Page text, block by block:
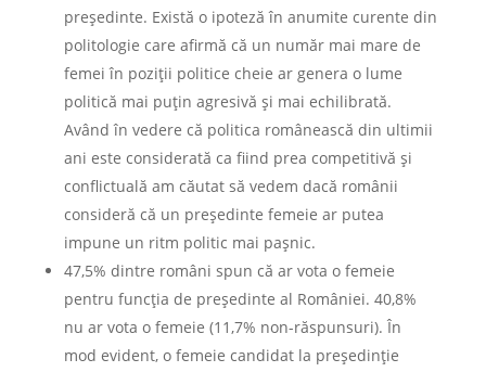
preşedinte. Există o ipoteză în anumite curente din
politologie care afirmă că un număr mai mare de
femei în poziţii politice cheie ar genera o lume
politică mai puţin agresivă şi mai echilibrată.
Având în vedere că politica românească din ultimii
ani este considerată ca fiind prea competitivă şi
conflictuală am căutat să vedem dacă românii
consideră că un preşedinte femeie ar putea
impune un ritm politic mai paşnic.
47,5% dintre români spun că ar vota o femeie
pentru funcţia de preşedinte al României. 40,8%
nu ar vota o femeie (11,7% non-răspunsuri). În
mod evident, o femeie candidat la preşedinţie